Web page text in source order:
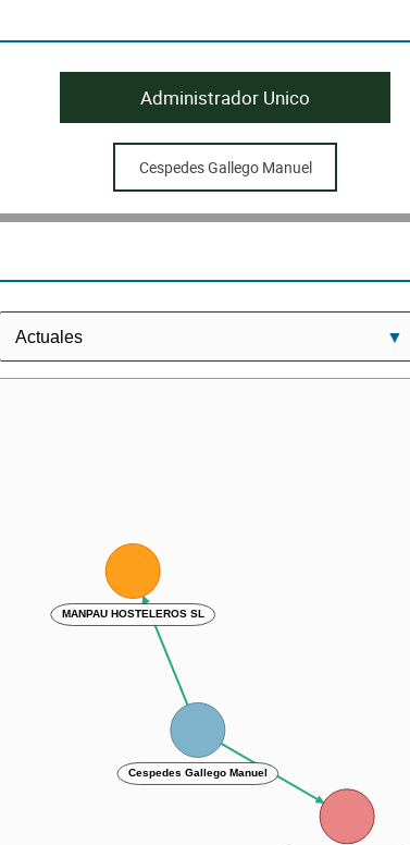
Administrador Unico
Cespedes Gallego Manuel
Cespedes Gallego Manuel
MANPAU HOSTELEROS SL